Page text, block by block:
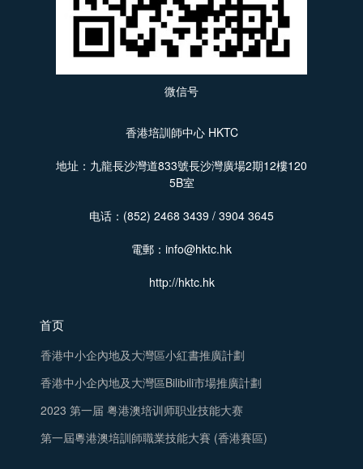
微信号
香港培訓師中心 HKTC
地址：九龍長沙灣道833號長沙灣廣場2期12樓120
5B室
电话：(852) 2468 3439 / 3904 3645
電郵：info@hktc.hk
http://hktc.hk
首页
香港中小企內地及大灣區小紅書推廣計劃
香港中小企內地及大灣區Bilibili市場推廣計劃
2023 第一届 粤港澳培训师职业技能大赛
第一屆粵港澳培訓師職業技能大賽 (香港賽區)